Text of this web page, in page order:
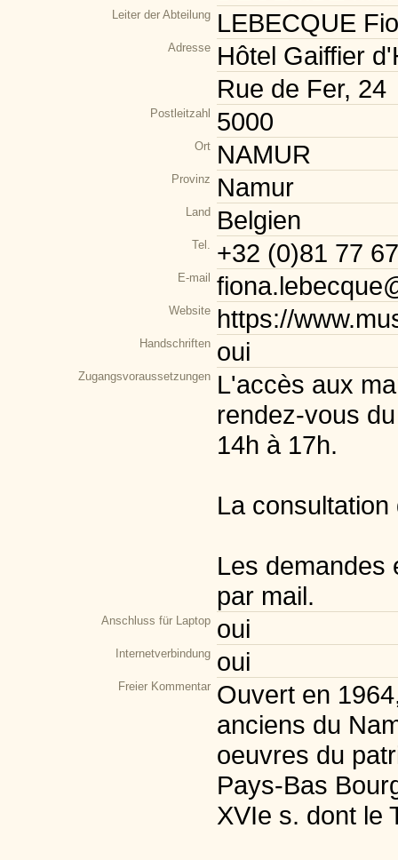
Leiter der Abteilung LEBECQUE
Adresse Hôtel Gaiffier
Rue de Fer, 24
Postleitzahl 5000
Ort NAMUR
Provinz Namur
Land Belgien
Tel. +32 (0)81 77
E-mail
Website https://
Handschriften oui
Zugangsvoraussetzungen L'accès aux
rendez-vous
14h à 17h.
La
Les demandes
par mail.
Anschluss für Laptop oui
Internetverbindung oui
Freier Kommentar Ouvert en
anciens du
oeuvres du
Pays-Bas
XVIe s. dont le